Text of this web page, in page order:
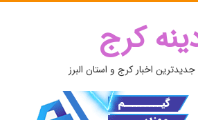
کرج
اخبار کرج و استان البرز